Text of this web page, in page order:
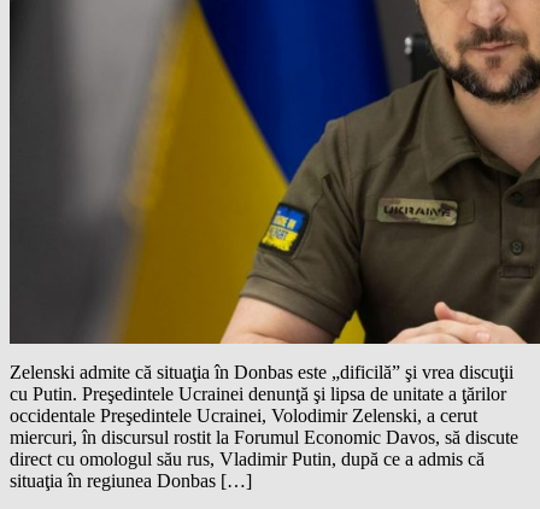
Zelenski admite că situaţia în Donbas este „dificilă” şi vrea discuţii
cu Putin. Preşedintele Ucrainei denunţă şi lipsa de unitate a ţărilor
occidentale Preşedintele Ucrainei, Volodimir Zelenski, a cerut
miercuri, în discursul rostit la Forumul Economic Davos, să discute
direct cu omologul său rus, Vladimir Putin, după ce a admis că
situaţia în regiunea Donbas […]